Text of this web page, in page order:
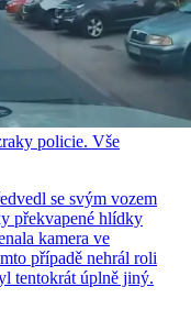
policie. Vše
se svým vozem
překvapené hlídky
kamera ve
případě nehrál roli
tentokrát úplně jiný.